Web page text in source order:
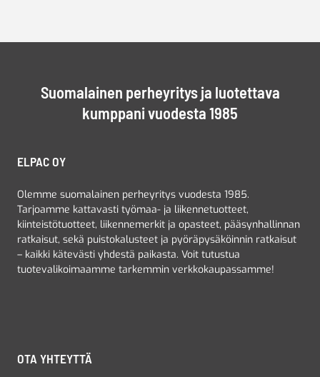
Suomalainen perheyritys ja luotettava
kumppani vuodesta 1985
ELPAC OY
Olemme suomalainen perheyritys vuodesta 1985.
Tarjoamme kattavasti työmaa- ja liikennetuotteet,
kiinteistötuotteet, liikennemerkit ja opasteet, pääsynhallinnan
ratkaisut, sekä puistokalusteet ja pyöräpysäköinnin ratkaisut
– kaikki kätevästi yhdestä paikasta. Voit tutustua
tuotevalikoimaamme tarkemmin verkkokaupassamme!
OTA YHTEYTTÄ